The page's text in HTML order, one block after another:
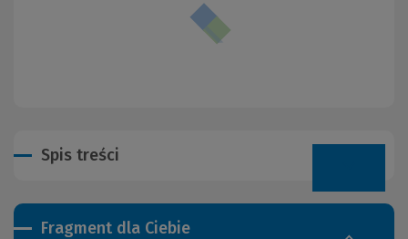
Fragment dla Ciebie
Spis treści